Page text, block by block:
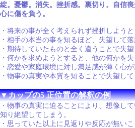
綻。憂鬱。消失。挫折感。裏切り。自信
心に傷を負う。
・将来の事が全く考えられず挫折しようと
・相手の本当の事を知るほど、失望して落
・期待していたものと全く違うことで失望
・何かを求めようとすると、他の何かを失
・恋愛や家庭環境に対し満足感が薄く心が
・物事の真実や本質を知ることで失望して
▼カップの5 正位置の解釈の例
・物事の真実に迫ることにより、想像し
知り絶望してしまう。
・思っていた以上に見返りや反応が無い